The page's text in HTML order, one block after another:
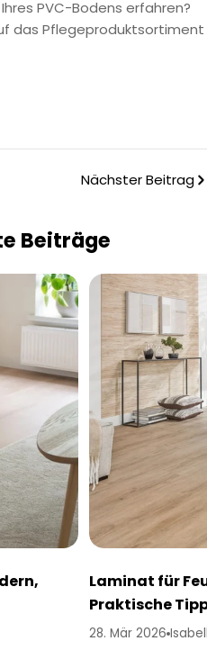
PVC-Bodens erfahren?
das Pflegeproduktsortiment
Nächster Beitrag
Beiträge
Laminat für
Praktische
28. Mär 2026